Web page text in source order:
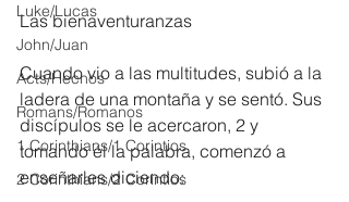
Luke/Lucas
John/Juan
Acts/Hechos
Romans/Romanos
1 Corinthians/1 Corintios
2 Corinthians/2 Corintios
Las bienaventuranzas
Cuando vio a las multitudes, subió a la
ladera de una montaña y se sentó. Sus
discípulos se le acercaron, 2 y
tomando él la palabra, comenzó a
enseñarles diciendo: